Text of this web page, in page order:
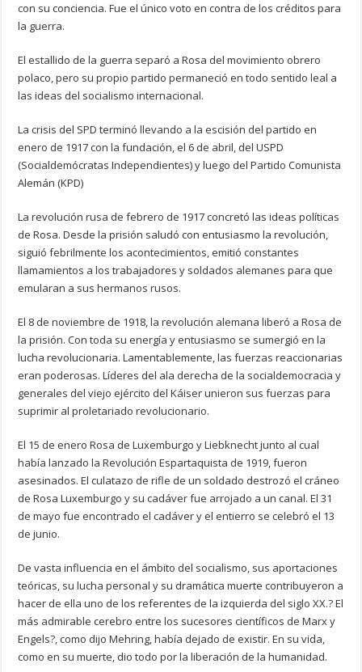
con su conciencia. Fue el único voto en contra de los créditos para
la guerra.
El estallido de la guerra separó a Rosa del movimiento obrero
polaco, pero su propio partido permaneció en todo sentido leal a
las ideas del socialismo internacional.
La crisis del SPD terminó llevando a la escisión del partido en
enero de 1917 con la fundación, el 6 de abril, del USPD
(Socialdemócratas Independientes) y luego del Partido Comunista
Alemán (KPD)
La revolución rusa de febrero de 1917 concretó las ideas políticas
de Rosa. Desde la prisión saludó con entusiasmo la revolución,
siguió febrilmente los acontecimientos, emitió constantes
llamamientos a los trabajadores y soldados alemanes para que
emularan a sus hermanos rusos.
El 8 de noviembre de 1918, la revolución alemana liberó a Rosa de
la prisión. Con toda su energía y entusiasmo se sumergió en la
lucha revolucionaria. Lamentablemente, las fuerzas reaccionarias
eran poderosas. Líderes del ala derecha de la socialdemocracia y
generales del viejo ejército del Káiser unieron sus fuerzas para
suprimir al proletariado revolucionario.
El 15 de enero Rosa de Luxemburgo y Liebknecht junto al cual
había lanzado la Revolución Espartaquista de 1919, fueron
asesinados. El culatazo de rifle de un soldado destrozó el cráneo
de Rosa Luxemburgo y su cadáver fue arrojado a un canal. El 31
de mayo fue encontrado el cadáver y el entierro se celebró el 13
de junio.
De vasta influencia en el ámbito del socialismo, sus aportaciones
teóricas, su lucha personal y su dramática muerte contribuyeron a
hacer de ella uno de los referentes de la izquierda del siglo XX.? El
más admirable cerebro entre los sucesores científicos de Marx y
Engels?, como dijo Mehring, había dejado de existir. En su vida,
como en su muerte, dio todo por la liberación de la humanidad.